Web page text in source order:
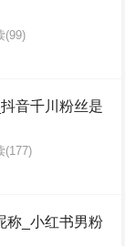
(99)
音千川粉丝是
(177)
称_小红书男粉